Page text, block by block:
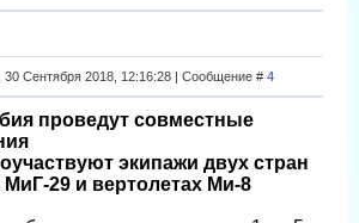
30 Сентября 2018, 12:16:28 | Сообщение # 4
проведут совместные
экипажи двух стран
МиГ-29 и вертолетах Ми-8